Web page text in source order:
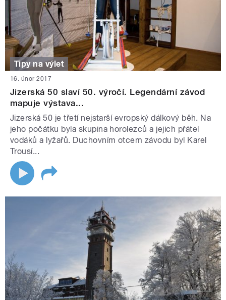
Tipy na výlet
16. únor 2017
Jizerská 50 slaví 50. výročí. Legendární závod
mapuje výstava...
Jizerská 50 je třetí nejstarší evropský dálkový běh. Na
jeho počátku byla skupina horolezců a jejich přátel
vodáků a lyžařů. Duchovním otcem závodu byl Karel
Trousí...